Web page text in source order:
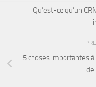
Qu’est-ce qu’un
5 choses importantes à
de